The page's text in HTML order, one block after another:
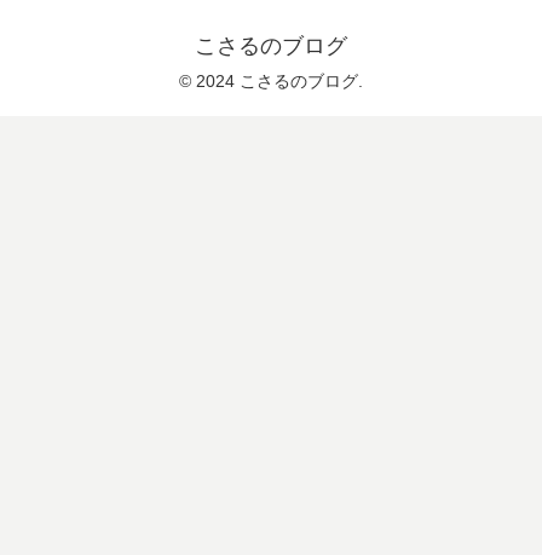
こさるのブログ
© 2024 こさるのブログ.